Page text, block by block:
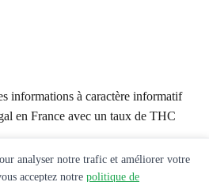
informations à caractère informatif
en France avec un taux de THC
de confidentialité
analyser notre trafic et améliorer votre
acceptez notre politique de